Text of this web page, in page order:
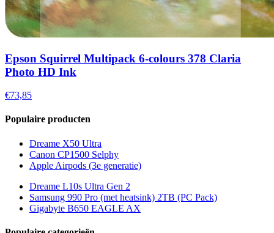
Epson Squirrel Multipack 6-colours 378 Claria
Photo HD Ink
€73,85
Populaire producten
Dreame X50 Ultra
Canon CP1500 Selphy
Apple Airpods (3e generatie)
Dreame L10s Ultra Gen 2
Samsung 990 Pro (met heatsink) 2TB (PC Pack)
Gigabyte B650 EAGLE AX